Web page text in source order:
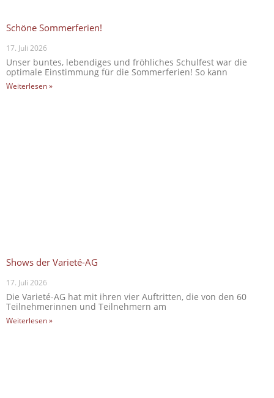
Schöne Sommerferien!
17. Juli 2026
Unser buntes, lebendiges und fröhliches Schulfest war die
optimale Einstimmung für die Sommerferien! So kann
Weiterlesen »
Shows der Varieté-AG
17. Juli 2026
Die Varieté-AG hat mit ihren vier Auftritten, die von den 60
Teilnehmerinnen und Teilnehmern am
Weiterlesen »